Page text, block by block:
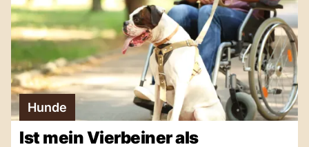
Hunde
Ist mein Vierbeiner als